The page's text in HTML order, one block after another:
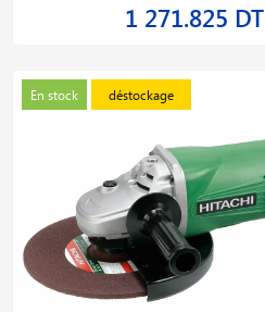
1 271.825 DT
En stock déstockage